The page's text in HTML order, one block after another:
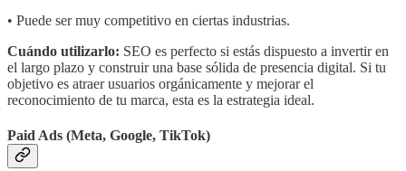
• Puede ser muy competitivo en ciertas industrias.
Cuándo utilizarlo: SEO es perfecto si estás dispuesto a invertir en
el largo plazo y construir una base sólida de presencia digital. Si tu
objetivo es atraer usuarios orgánicamente y mejorar el
reconocimiento de tu marca, esta es la estrategia ideal.
Paid Ads (Meta, Google, TikTok)